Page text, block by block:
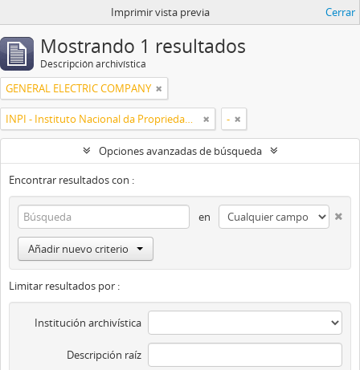
Imprimir vista previa Cerrar
Mostrando 1 resultados
Descripción archivística
GENERAL ELECTRIC COMPANY
INPI - Instituto Nacional da Propriedade Industrial -
Opciones avanzadas de búsqueda
Encontrar resultados con :
en
Añadir nuevo criterio
Limitar resultados por :
Institución archivística
Descripción raíz